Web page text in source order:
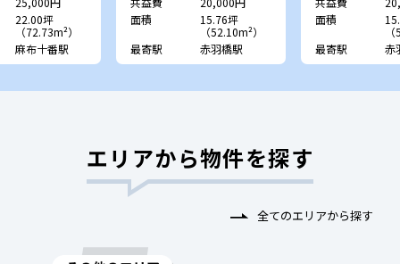
22.00坪
（72.73m²）
麻布十番駅
面積
15.76坪
（52.10m²）
最寄駅
赤羽橋駅
面積
最寄駅
赤
エリアから物件を探す
全てのエリアから探す